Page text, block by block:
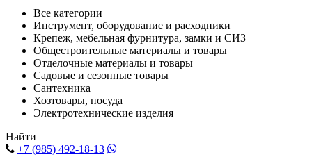
Все категории
Инструмент, оборудование и расходники
Крепеж, мебельная фурнитура, замки и СИЗ
Общестроительные материалы и товары
Отделочные материалы и товары
Садовые и сезонные товары
Сантехника
Хозтовары, посуда
Электротехнические изделия
Найти
+7 (985) 492-18-13